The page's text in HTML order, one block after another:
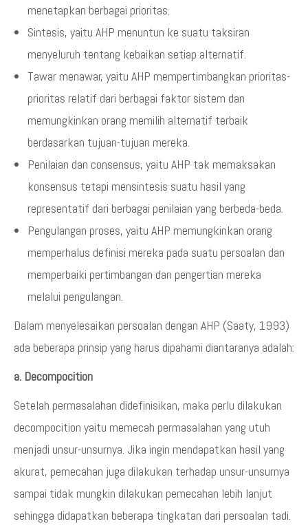
menetapkan berbagai prioritas.
Sintesis, yaitu AHP menuntun ke suatu taksiran
menyeluruh tentang kebaikan setiap alternatif.
Tawar menawar, yaitu AHP mempertimbangkan prioritas-
prioritas relatif dari berbagai faktor sistem dan
memungkinkan orang memilih alternatif terbaik
berdasarkan tujuan-tujuan mereka.
Penilaian dan consensus, yaitu AHP tak memaksakan
konsensus tetapi mensintesis suatu hasil yang
representatif dari berbagai penilaian yang berbeda-beda.
Pengulangan proses, yaitu AHP memungkinkan orang
memperhalus definisi mereka pada suatu persoalan dan
memperbaiki pertimbangan dan pengertian mereka
melalui pengulangan.
Dalam menyelesaikan persoalan dengan AHP (Saaty, 1993)
ada beberapa prinsip yang harus dipahami diantaranya adalah:
a. Decompocition
Setelah permasalahan didefinisikan, maka perlu dilakukan
decompocition yaitu memecah permasalahan yang utuh
menjadi unsur-unsurnya. Jika ingin mendapatkan hasil yang
akurat, pemecahan juga dilakukan terhadap unsur-unsurnya
sampai tidak mungkin dilakukan pemecahan lebih lanjut
sehingga didapatkan beberapa tingkatan dari persoalan tadi.